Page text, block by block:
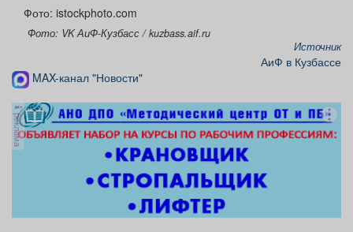
Фото: istockphoto.com
Фото: VK АиФ-Кузбасс / kuzbass.aif.ru
Источник
АиФ в Кузбассе
MAX-канал "Новости"
реклама